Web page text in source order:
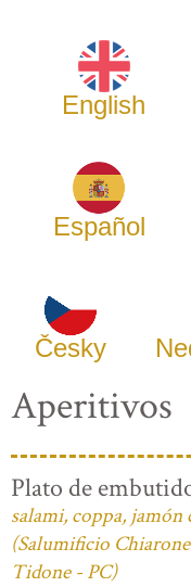
English
Español
Česky
Aperitivos
Plato de
salami, coppa, jamón
(Salumificio
Tidone - PC)